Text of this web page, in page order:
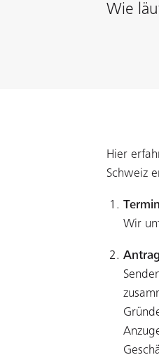
Wie
Hier
Schweiz
Wir